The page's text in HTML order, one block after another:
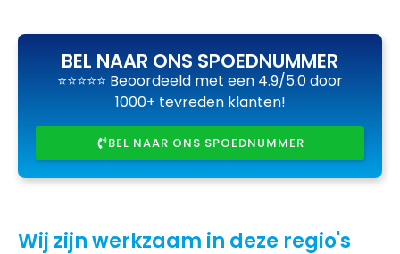
BEL NAAR ONS SPOEDNUMMER
⭐⭐⭐⭐⭐ Beoordeeld met een 4.9/5.0 door
1000+ tevreden klanten!
BEL NAAR ONS SPOEDNUMMER
Wij zijn werkzaam in deze regio's